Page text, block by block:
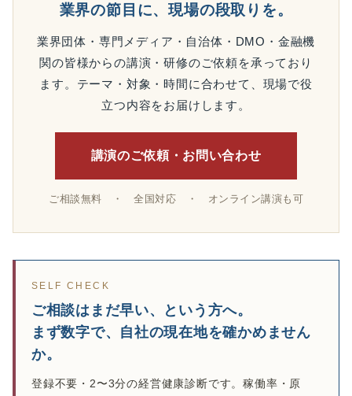
業界の節目に、現場の段取りを。
業界団体・専門メディア・自治体・DMO・金融機
関の皆様からの講演・研修のご依頼を承っており
ます。テーマ・対象・時間に合わせて、現場で役
立つ内容をお届けします。
講演のご依頼・お問い合わせ
ご相談無料 ・ 全国対応 ・ オンライン講演も可
SELF CHECK
ご相談はまだ早い、という方へ。
まず数字で、自社の現在地を確かめません
か。
登録不要・2〜3分の経営健康診断です。稼働率・原